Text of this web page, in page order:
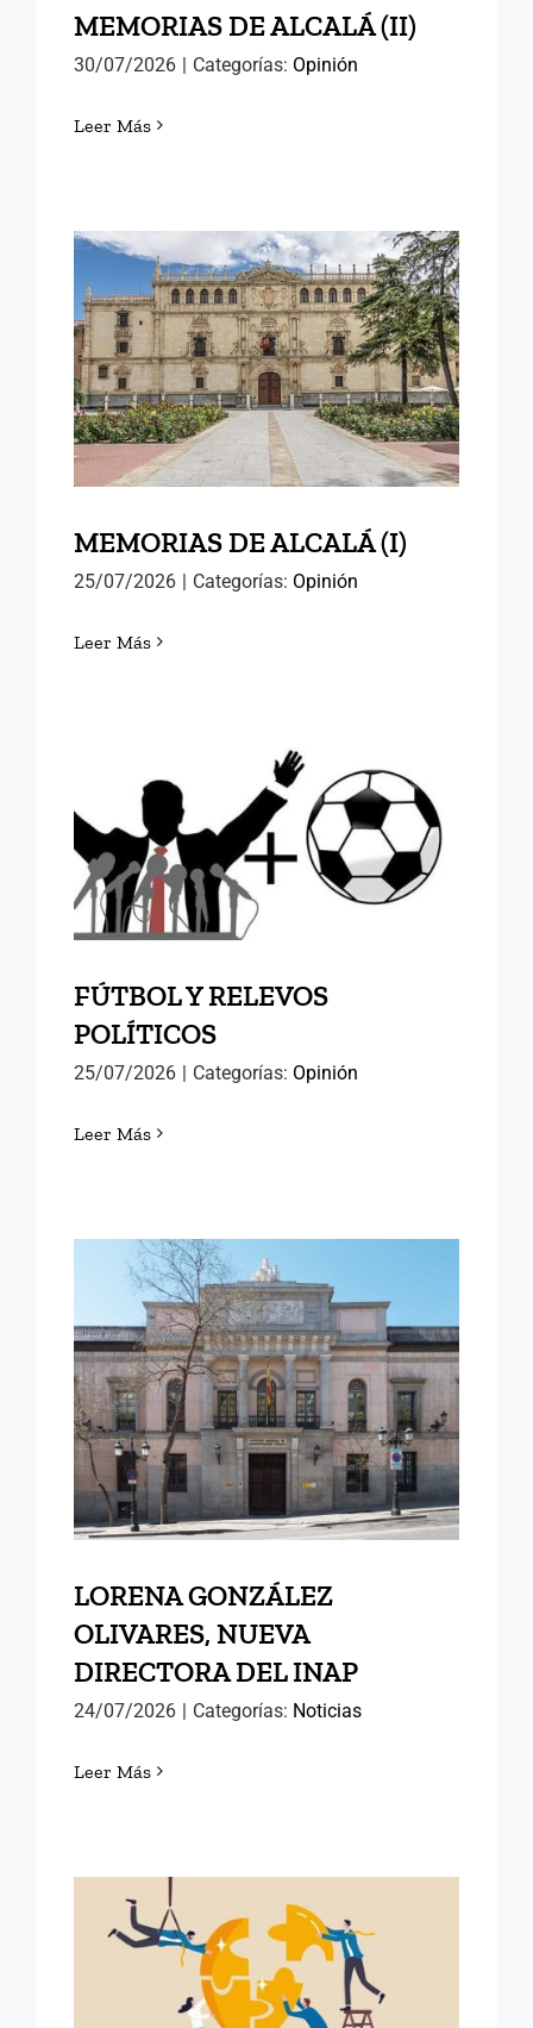
MEMORIAS DE ALCALÁ (II)
30/07/2026 | Categorías: Opinión
Leer Más
MEMORIAS DE ALCALÁ (I)
MEMORIAS DE ALCALÁ (I)
25/07/2026 | Categorías: Opinión
Leer Más
FÚTBOL Y RELEVOS
POLÍTICOS
FÚTBOL Y RELEVOS
POLÍTICOS
25/07/2026 | Categorías: Opinión
Leer Más
LORENA GONZÁLEZ
OLIVARES, NUEVA
DIRECTORA DEL INAP
LORENA GONZÁLEZ
OLIVARES, NUEVA
DIRECTORA DEL INAP
24/07/2026 | Categorías: Noticias
Leer Más
POLÍTICAS PÚBLICAS DE
ÉXITO